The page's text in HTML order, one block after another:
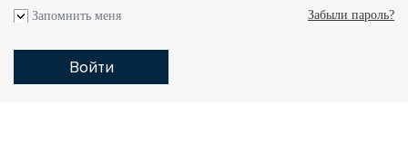
Запомнить меня Забыли пароль?